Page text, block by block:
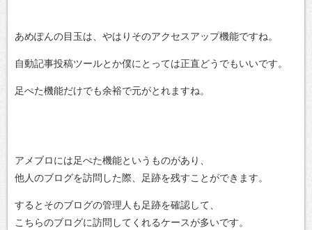
あめぽんの目玉は、やはりそのアクセスアップ機能ですね。
自動記事投稿ツールとか僕にとっては正直どうでもいいです。
足ぺた機能だけでも余裕で元がとれますね。
アメブロには足ぺた機能というものがあり、
他人のブログを訪問した際、足跡を残すことができます。
するとそのブログの管理人も足跡を確認して、
こちらのブログに訪問してくれるケースが多いです。